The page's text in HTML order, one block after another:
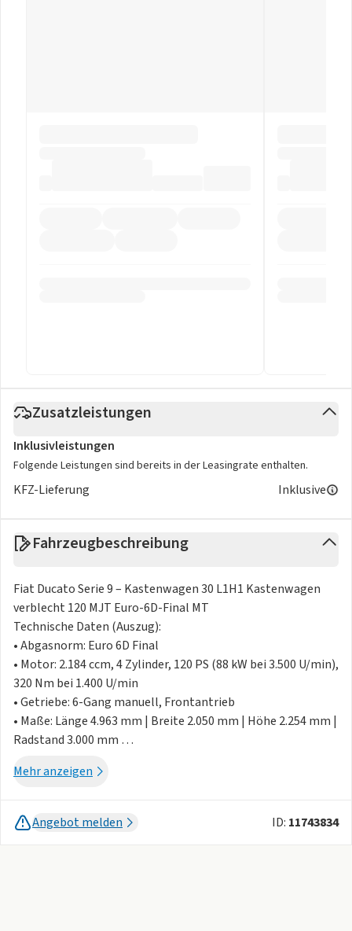
Zusatzleistungen
Inklusivleistungen
Folgende Leistungen sind bereits in der Leasingrate enthalten.
KFZ-Lieferung Inklusive
Fahrzeugbeschreibung
Fiat Ducato Serie 9 – Kastenwagen 30 L1H1 Kastenwagen
verblecht 120 MJT Euro-6D-Final MT
Technische Daten (Auszug):
• Abgasnorm: Euro 6D Final
• Motor: 2.184 ccm, 4 Zylinder, 120 PS (88 kW bei 3.500 U/min),
320 Nm bei 1.400 U/min
• Getriebe: 6-Gang manuell, Frontantrieb
• Maße: Länge 4.963 mm | Breite 2.050 mm | Höhe 2.254 mm |
Radstand 3.000 mm
1.662 mm
• Anhängelast gebremst: 2.500 kg | ungebremst: 750 kg
• Wendekreis: 11,1 m
Mehr anzeigen
Angebot melden ID: 11743834